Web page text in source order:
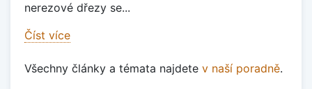
nerezové dřezy se...
Číst více
Všechny články a témata najdete v naší poradně.